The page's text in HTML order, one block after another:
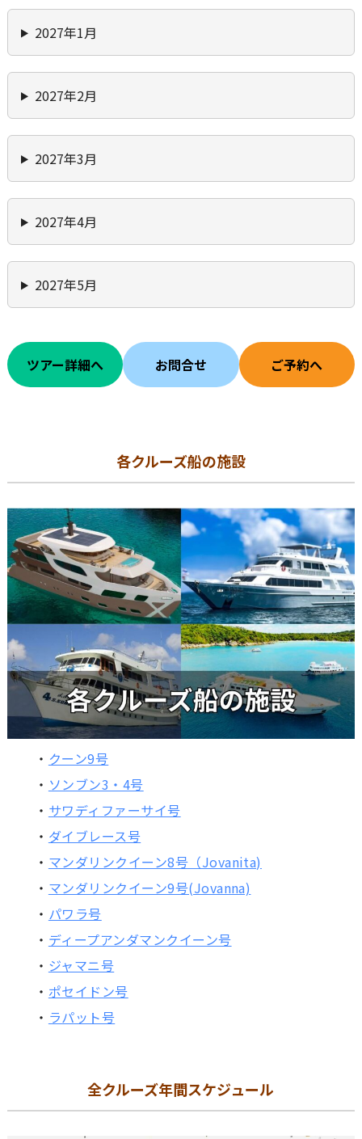
2027年1月
2027年2月
2027年3月
2027年4月
2027年5月
ツアー詳細へ お問合せ ご予約へ
各クルーズ船の施設
・ クーン9号
・ ソンブン3・4号
・ サワディファーサイ号
・ ダイブレース号
・ マンダリンクイーン8号（Jovanita)
・ マンダリンクイーン9号(Jovanna)
・ パワラ号
・ ディープアンダマンクイーン号
・ ジャマニ号
・ ポセイドン号
・ ラパット号
全クルーズ年間スケジュール